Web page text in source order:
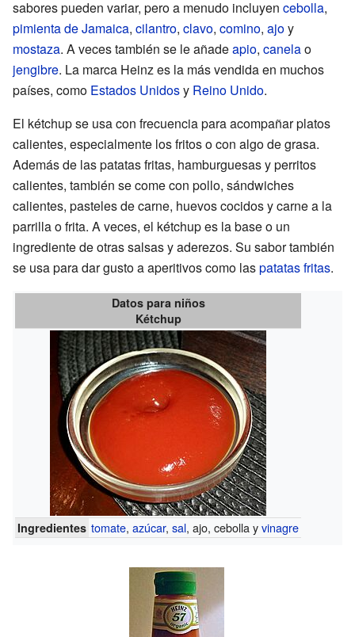
sabores pueden variar, pero a menudo incluyen cebolla,
pimienta de Jamaica, cilantro, clavo, comino, ajoy
mostaza. A veces también se le añadeapio, canelao
jengibre. La marca Heinz es la más vendida en muchos
países, como Estados Unidosy Reino Unido.
El kétchup se usa con frecuencia para acompañar platos
calientes, especialmente los fritos o con algo de grasa.
Además de las patatas fritas, hamburguesas y perritos
calientes, también se come con pollo, sándwiches
calientes, pasteles de carne, huevos cocidos y carne a la
parrilla o frita. A veces, el kétchup es la base o un
ingrediente de otras salsas y aderezos. Su sabor también
se usa para dar gusto a aperitivos como laspatatas fritas.
Datos para niños
Kétchup
Ingredientes tomate,azúcar,sal, ajo, cebolla yvinagre